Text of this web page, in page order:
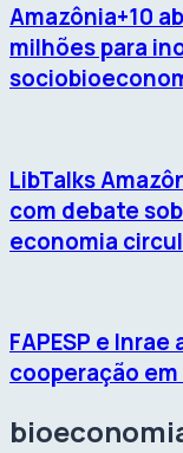
Amazônia+10
milhões para
LibTalks
com debate
economia
FAPESP e
cooperação